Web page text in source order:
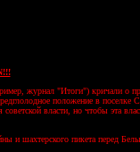
журнал "Итоги") кричали о
положение в поселке
власти, но чтобы эта
пикета перед